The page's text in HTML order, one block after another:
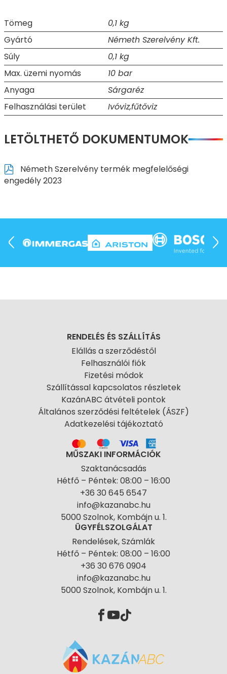
Tömeg
0,1 kg
Gyártó
Németh Szerelvény Kft.
Súly
0,1 kg
Max. üzemi nyomás
10 bar
Anyaga
Sárgaréz
Felhasználási terület
Ivóviz,fűtőviz
LETÖLTHETŐ DOKUMENTUMOK
Németh Szerelvény termék megfelelőségi
engedély 2023
RENDELÉS ÉS SZÁLLÍTÁS
Elállás a szerződéstől
Felhasználói fiók
Fizetési módok
Szállítással kapcsolatos részletek
KazánABC átvételi pontok
Általános szerződési feltételek (ÁSZF)
Adatkezelési tájékoztató
MŰSZAKI INFORMÁCIÓK
Szaktanácsadás
Hétfő – Péntek: 08:00 – 16:00
+36 30 645 6547
info@kazanabc.hu
5000 Szolnok, Kombájn u. 1.
ÜGYFÉLSZOLGÁLAT
Rendelések, Számlák
Hétfő – Péntek: 08:00 – 16:00
+36 30 676 0904
info@kazanabc.hu
5000 Szolnok, Kombájn u. 1.